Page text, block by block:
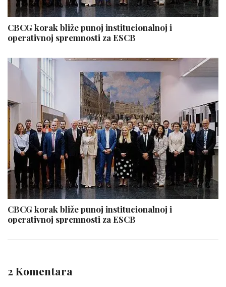
CBCG korak bliže punoj institucionalnoj i
operativnoj spremnosti za ESCB
CBCG korak bliže punoj institucionalnoj i
operativnoj spremnosti za ESCB
2 Komentara